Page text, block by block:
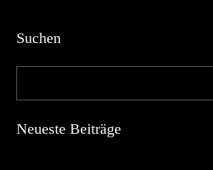
Suchen
Neueste Beiträge